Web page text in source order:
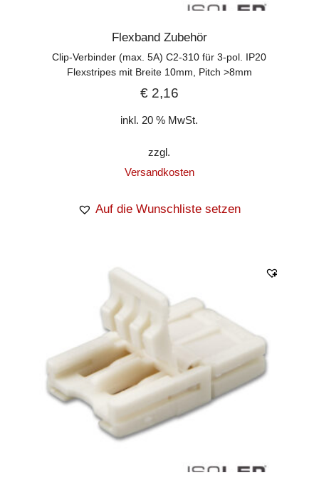
Flexband Zubehör
Clip-Verbinder (max. 5A) C2-310 für 3-pol. IP20
Flexstripes mit Breite 10mm, Pitch >8mm
€2,16
inkl. 20 % MwSt.
zzgl.
Versandkosten
Auf die Wunschliste setzen